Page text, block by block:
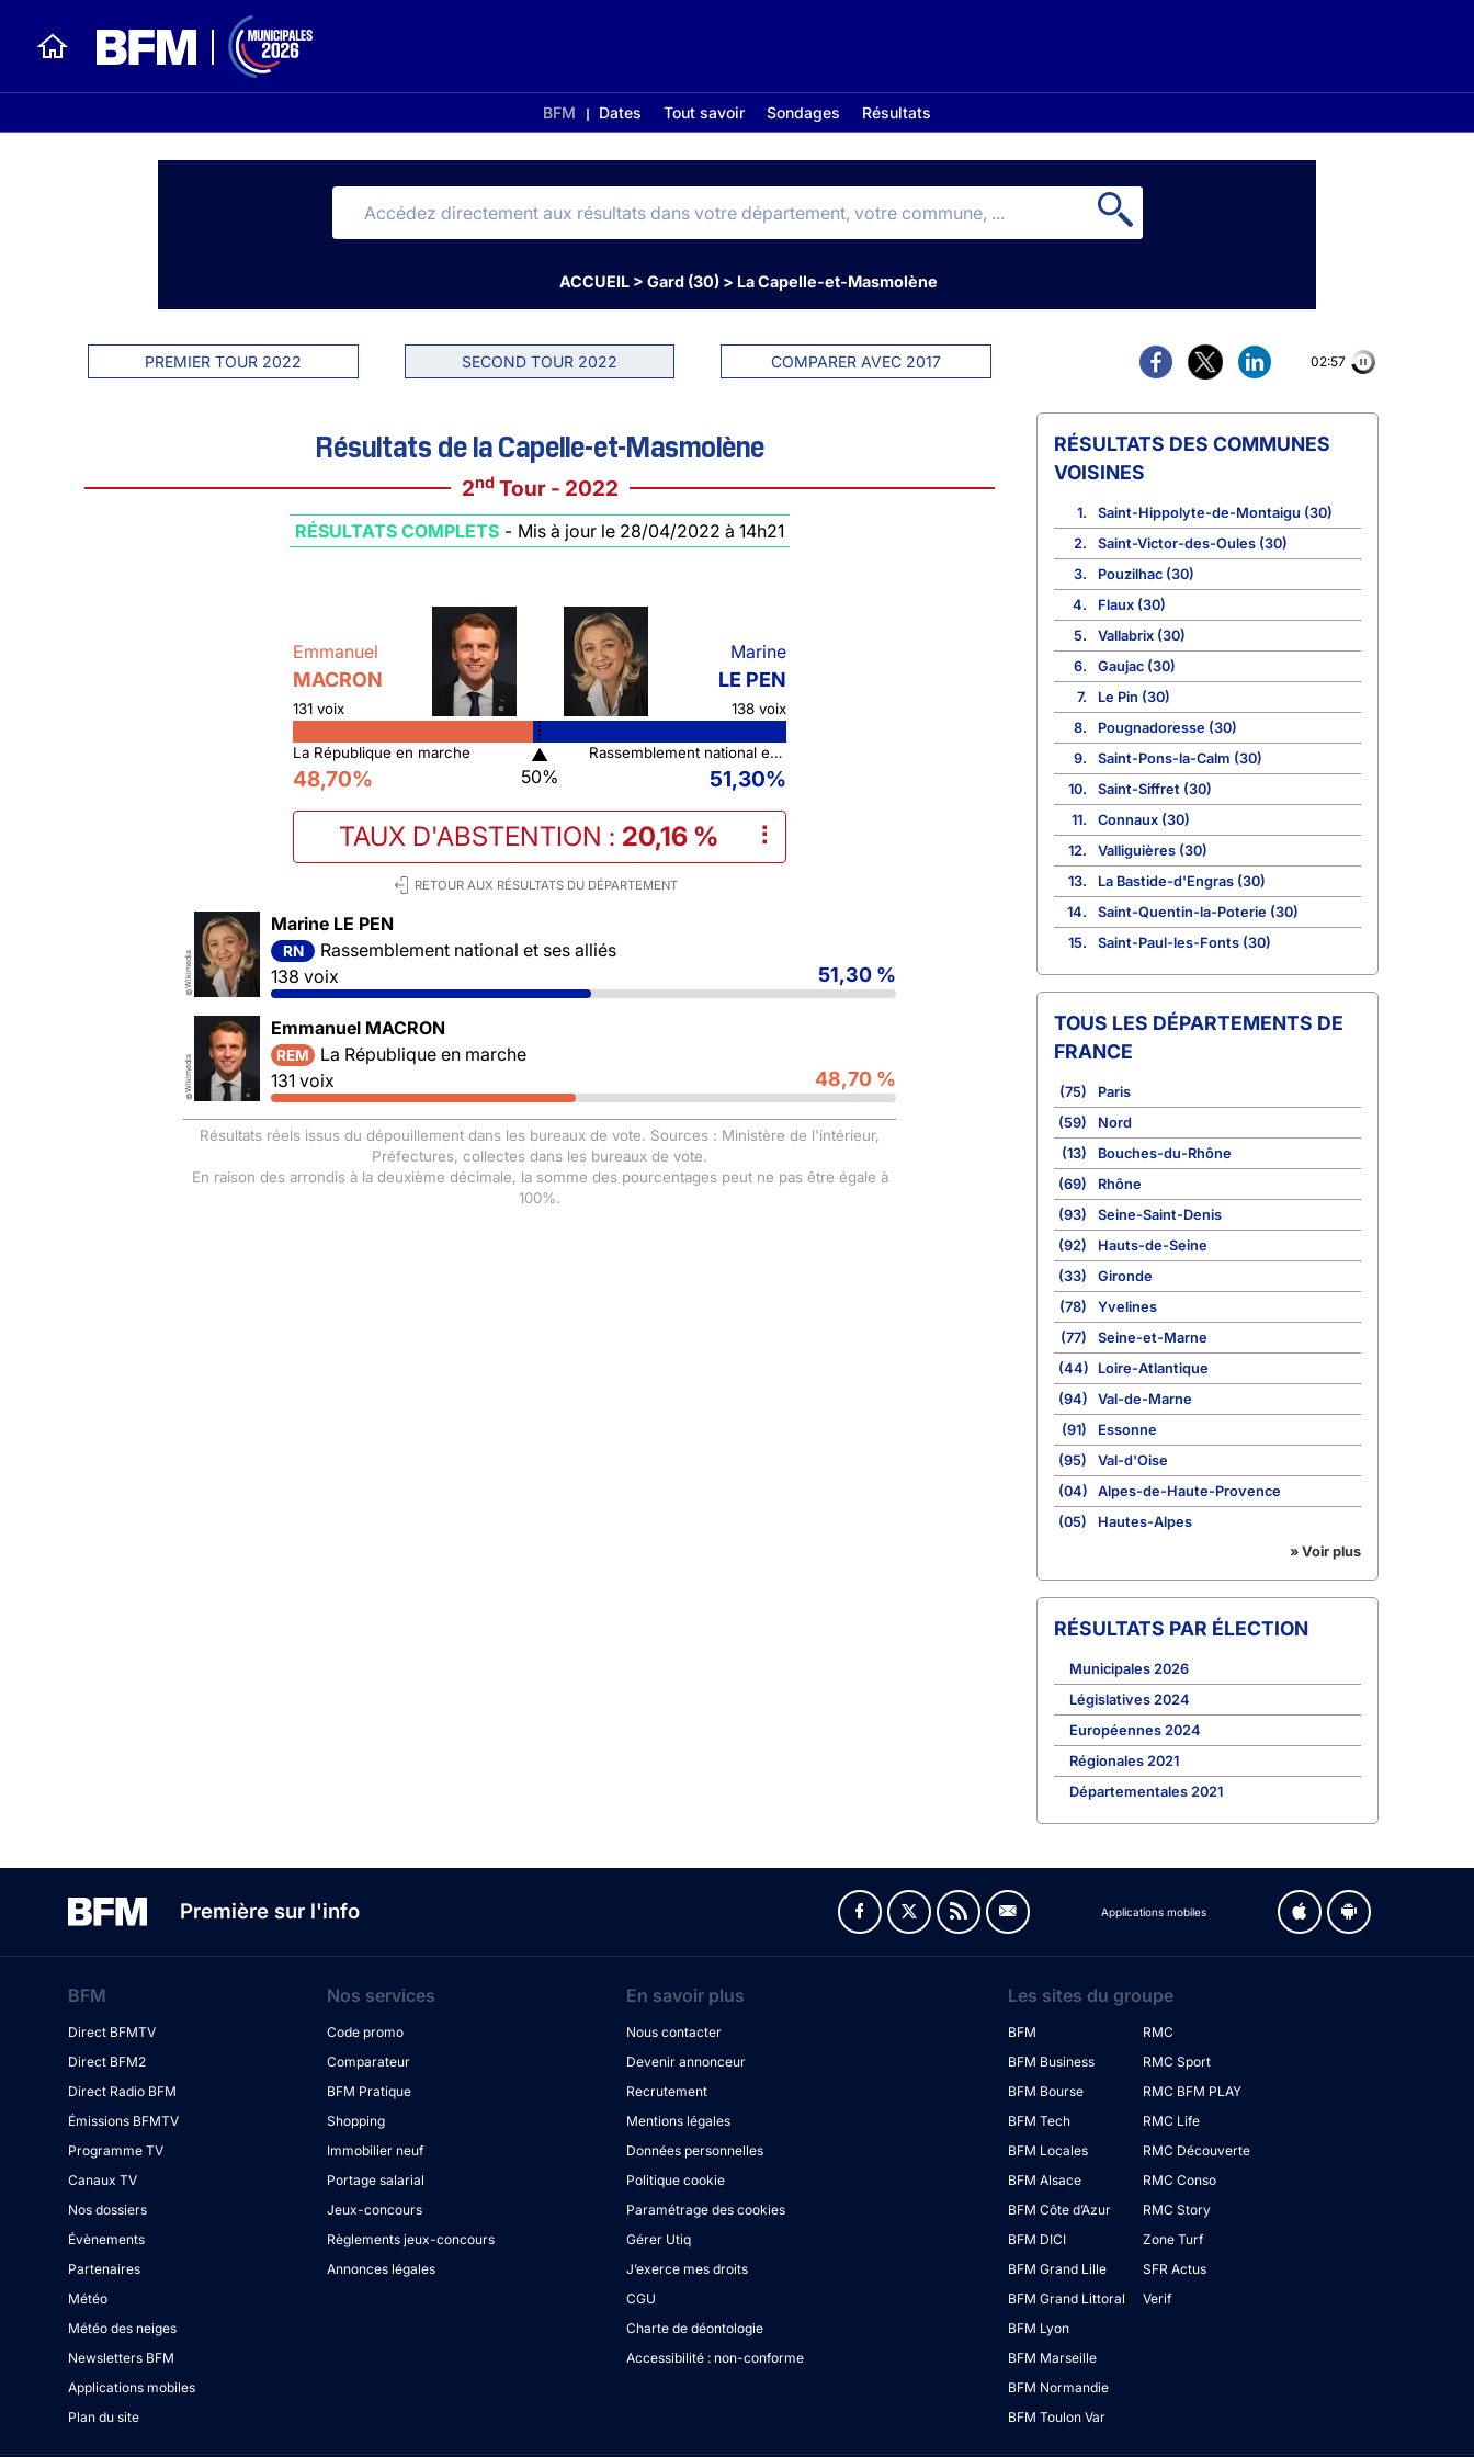
BFM Dates Tout savoir Sondages Résultats
ACCUEIL> Gard (30)> La Capelle-et-Masmolène
PREMIER TOUR 2022 SECOND TOUR 2022 COMPARER AVEC 2017 02:56
Résultats de la Capelle-et-Masmolène
2ndTour - 2022
RÉSULTATS COMPLETS - Mis à jour le 28/04/2022 à 14h21
Emmanuel
MACRON
131 voix
Marine
LE PEN
138 voix
La République en marche
48,70%
▲
50%
Rassemblement national et ses alliés
51,30%
TAUX D'ABSTENTION : 20,16 % ⠇
RETOUR AUX RÉSULTATS DU DÉPARTEMENT
©
Wikimedia
Marine LE PEN
RN
Rassemblement national et ses alliés
138 voix
51,30 %
©
Wikimedia
Emmanuel MACRON
REM
La République en marche
131 voix
48,70 %
Résultats réels issus du dépouillement dans les bureaux de vote. Sources : Ministère de l'intérieur,
Préfectures, collectes dans les bureaux de vote.
En raison des arrondis à la deuxième décimale, la somme des pourcentages peut ne pas être égale à
100%.
COMMUNES
VOISINES
1.
Saint-Hippolyte-de-Montaigu (30)
2.
Saint-Victor-des-Oules (30)
3.
Pouzilhac (30)
4.
Flaux (30)
5.
Vallabrix (30)
6.
Gaujac (30)
7.
Le Pin (30)
8.
Pougnadoresse (30)
9.
Saint-Pons-la-Calm (30)
10.
Saint-Siffret (30)
11.
Connaux (30)
12.
Valliguières (30)
13.
La Bastide-d'Engras (30)
14.
Saint-Quentin-la-Poterie (30)
15.
Saint-Paul-les-Fonts (30)
TOUS LES DÉPARTEMENTS DE
FRANCE
(75)
Paris
(59)
Nord
(13)
Bouches-du-Rhône
(69)
Rhône
(93)
Seine-Saint-Denis
(92)
Hauts-de-Seine
(33)
Gironde
(78)
Yvelines
(77)
Seine-et-Marne
(44)
Loire-Atlantique
(94)
Val-de-Marne
(91)
Essonne
(95)
Val-d'Oise
(04)
Alpes-de-Haute-Provence
(05)
Hautes-Alpes
» Voir plus
RÉSULTATS PAR ÉLECTION
Municipales 2026
Législatives 2024
Européennes 2024
Régionales 2021
Départementales 2021
Première sur l'info Applications mobiles
BFM
Direct BFMTV
Direct BFM2
Direct Radio BFM
Émissions BFMTV
Programme TV
Canaux TV
Nos dossiers
Évènements
Partenaires
Météo
Météo des neiges
Newsletters BFM
Applications mobiles
Plan du site
Nos services
Code promo
Comparateur
BFM Pratique
Shopping
Immobilier neuf
Portage salarial
Jeux-concours
Règlements jeux-concours
Annonces légales
En savoir plus
Nous contacter
Devenir annonceur
Recrutement
Mentions légales
Données personnelles
Politique cookie
Paramétrage des cookies
Gérer Utiq
J’exerce mes droits
CGU
Charte de déontologie
Accessibilité : non-conforme
Les sites du groupe
BFM
BFM Business
BFM Bourse
BFM Tech
BFM Locales
BFM Alsace
BFM Côte d’Azur
BFM DICI
BFM Grand Lille
BFM Grand Littoral
BFM Lyon
BFM Marseille
BFM Normandie
BFM Toulon Var
RMC
RMC Sport
RMC BFM PLAY
RMC Life
RMC Découverte
RMC Conso
RMC Story
Zone Turf
SFR Actus
Verif